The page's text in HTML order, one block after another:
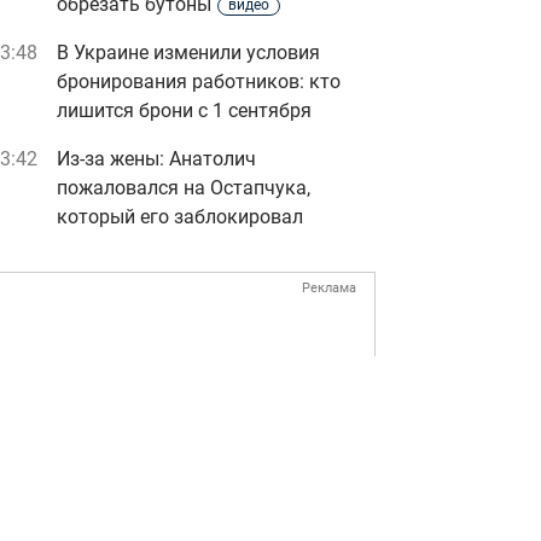
видео
В Украине изменили условия
бронирования работников: кто
лишится брони с 1 сентября
Из-за жены: Анатолич
пожаловался на Остапчука,
который его заблокировал
Реклама